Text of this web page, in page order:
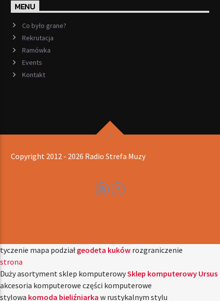
MENU
Co było grane?
Rekrutacja
Ramówka
Events
Kontakt
Copyright 2012 - 2026 Radio Strefa Muzy
tyczenie mapa podziałgeodeta kuków rozgraniczenie
strona
Duży asortyment sklep komputerowySklep komputerowy Ursus
akcesoria komputerowe części komputerowe
stylowa komoda bieliźniarka w rustykalnym stylu